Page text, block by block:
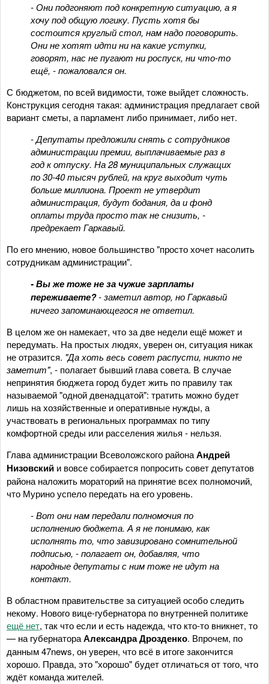
- Они подгоняют под конкретную ситуацию, а я
хочу под общую логику. Пусть хотя бы
состоится круглый стол, нам надо поговорить.
Они не хотят идти ни на какие уступки,
говорят, нас не пугают ни роспуск, ни что-то
ещё, - пожаловался он.
С бюджетом, по всей видимости, тоже выйдет сложность.
Конструкция сегодня такая: администрация предлагает свой
вариант сметы, а парламент либо принимает, либо нет.
- Депутаты предложили снять с сотрудников
администрации премии, выплачиваемые раз в
год к отпуску. На 28 муниципальных служащих
по 30-40 тысяч рублей, на круг выходит чуть
больше миллиона. Проект не утвердит
администрация, будут бодания, да и фонд
оплаты труда просто так не снизить, -
предрекает Гаркавый.
По его мнению, новое большинство "просто хочет насолить
сотрудникам администрации".
- Вы же тоже не за чужие зарплаты
переживаете?- заметил автор, но Гаркавый
ничего запоминающегося не ответил.
В целом же он намекает, что за две недели ещё может и
передумать. На простых людях, уверен он, ситуация никак
не отразится. "Да хоть весь совет распусти, никто не
заметит", - полагает бывший глава совета. В случае
непринятия бюджета город будет жить по правилу так
называемой "одной двенадцатой": тратить можно будет
лишь на хозяйственные и оперативные нужды, а
участвовать в региональных программах по типу
комфортной среды или расселения жилья - нельзя.
Глава администрации Всеволожского районаАндрей
Низовский и вовсе собирается попросить совет депутатов
района наложить мораторий на принятие всех полномочий,
что Мурино успело передать на его уровень.
- Вот они нам передали полномочия по
исполнению бюджета. А я не понимаю, как
исполнять то, что завизировано сомнительной
подписью, - полагает он, добавляя, что
народные депутаты с ним тоже не идут на
контакт.
В областном правительстве за ситуацией особо следить
некому. Нового вице-губернатора по внутренней политике
ещё нет, так что если и есть надежда, что кто-то вникнет, то
— на губернатораАлександра Дрозденко. Впрочем, по
данным 47news, он уверен, что всё в итоге закончится
хорошо. Правда, это "хорошо" будет отличаться от того, что
ждёт команда жителей.